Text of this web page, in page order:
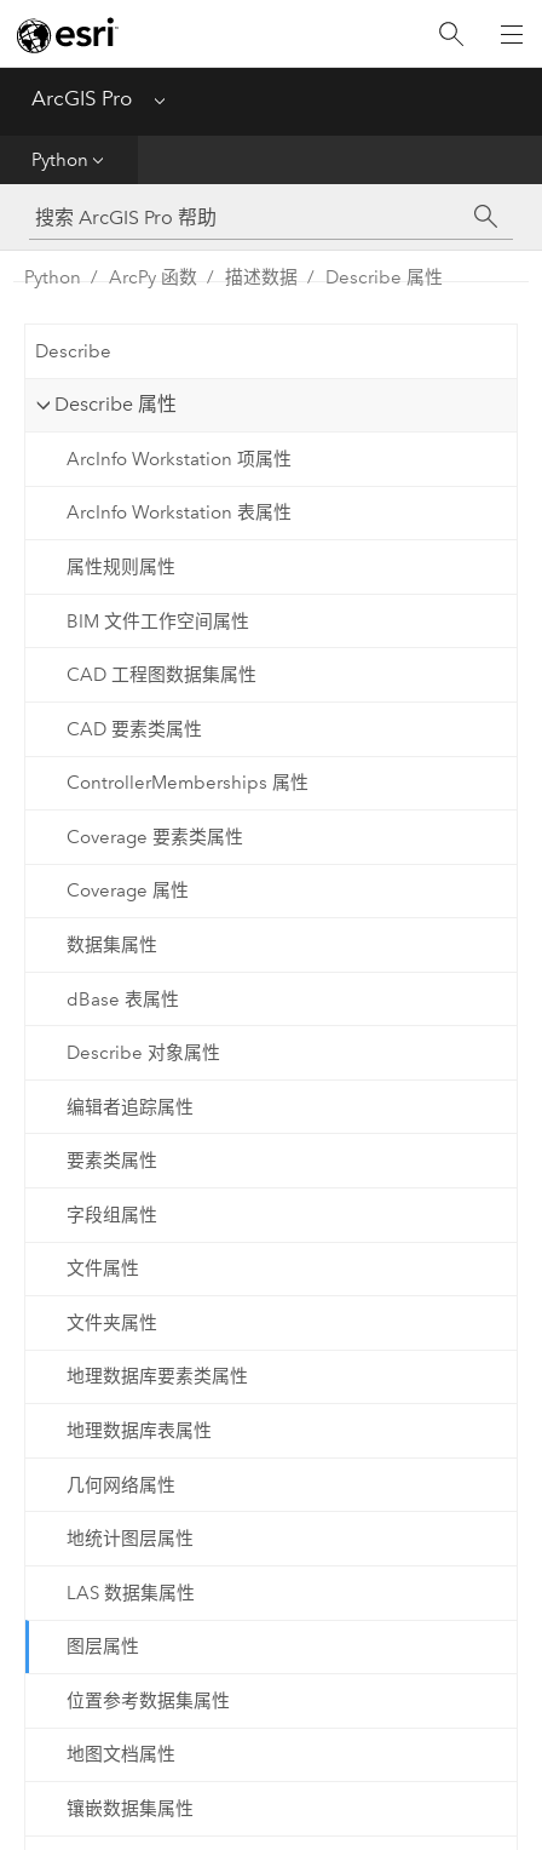
ArcGIS Pro Menu
Python
工具参考
Python
Python ArcPy 函数 描述数据 Describe 属性
Describe
Describe 属性
ArcInfo Workstation 项属性
ArcInfo Workstation 表属性
属性规则属性
BIM 文件工作空间属性
CAD 工程图数据集属性
CAD 要素类属性
ControllerMemberships 属性
Coverage 要素类属性
Coverage 属性
数据集属性
dBase 表属性
Describe 对象属性
编辑者追踪属性
要素类属性
字段组属性
文件属性
文件夹属性
地理数据库要素类属性
地理数据库表属性
几何网络属性
地统计图层属性
LAS 数据集属性
图层属性
位置参考数据集属性
地图文档属性
镶嵌数据集属性